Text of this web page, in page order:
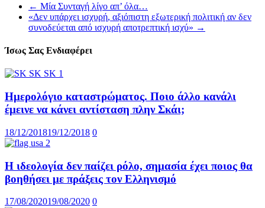
← Μία Συνταγή λίγο απ’ όλα…
«Δεν υπάρχει ισχυρή, αξιόπιστη εξωτερική πολιτική αν δεν
συνοδεύεται από ισχυρή αποτρεπτική ισχύ» →
Ίσως Σας Ενδιαφέρει
Ημερολόγιο καταστρώματος. Ποιο άλλο κανάλι
έμεινε να κάνει αντίσταση πλην Σκάι;
18/12/201819/12/2018 0
Η ιδεολογία δεν παίζει ρόλο, σημασία έχει ποιος θα
βοηθήσει με πράξεις τον Ελληνισμό
17/08/202019/08/2020 0